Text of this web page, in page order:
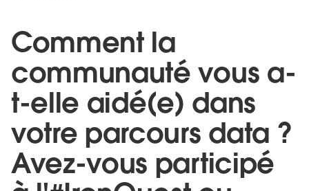
Comment la
communauté vous a-
t-elle aidé(e) dans
votre parcours data ?
Avez-vous participé